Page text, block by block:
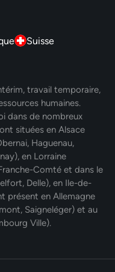
Suisse
travail temporaire,
humaines.
dans de nombreux
situées en Alsace
Haguenau,
en Lorraine
Comté et dans le
Delle), en Ile-de-
présent en Allemagne
Saigneléger) et au
Ville).